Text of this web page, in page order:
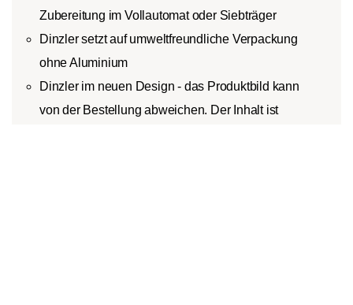
Zubereitung im Vollautomat oder Siebträger
Dinzler setzt auf umweltfreundliche Verpackung
ohne Aluminium
Dinzler im neuen Design - das Produktbild kann
von der Bestellung abweichen. Der Inhalt ist